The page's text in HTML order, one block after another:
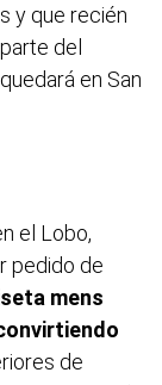
y que recién
del
en San
el Lobo,
pedido de
mens
de